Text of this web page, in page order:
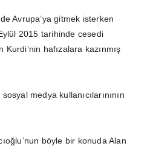
Avrupa’ya gitmek isterken
2015 tarihinde cesedi
hafızalara kazınmış
medya kullanıcılarınının
böyle bir konuda Alan